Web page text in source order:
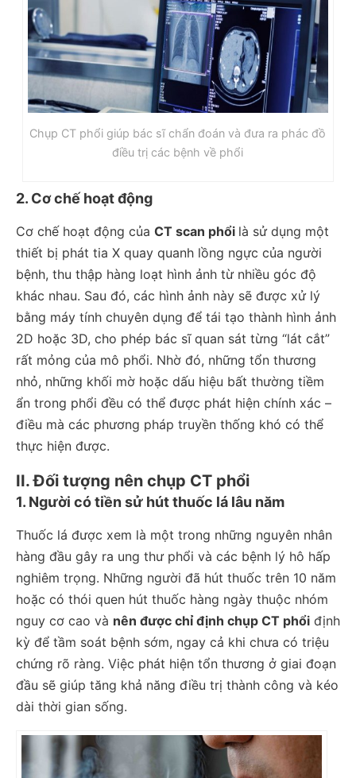
Chụp CT phổi giúp bác sĩ chẩn đoán và đưa ra phác đồ
điều trị các bệnh về phổi
2. Cơ chế hoạt động
Cơ chế hoạt động của CT scan phổi là sử dụng một
thiết bị phát tia X quay quanh lồng ngực của người
bệnh, thu thập hàng loạt hình ảnh từ nhiều góc độ
khác nhau. Sau đó, các hình ảnh này sẽ được xử lý
bằng máy tính chuyên dụng để tái tạo thành hình ảnh
2D hoặc 3D, cho phép bác sĩ quan sát từng “lát cắt”
rất mỏng của mô phổi. Nhờ đó, những tổn thương
nhỏ, những khối mờ hoặc dấu hiệu bất thường tiềm
ẩn trong phổi đều có thể được phát hiện chính xác –
điều mà các phương pháp truyền thống khó có thể
thực hiện được.
II. Đối tượng nên chụp CT phổi
1. Người có tiền sử hút thuốc lá lâu năm
Thuốc lá được xem là một trong những nguyên nhân
hàng đầu gây ra ung thư phổi và các bệnh lý hô hấp
nghiêm trọng. Những người đã hút thuốc trên 10 năm
hoặc có thói quen hút thuốc hàng ngày thuộc nhóm
nguy cơ cao và nên được chỉ định chụp CT phổi định
kỳ để tầm soát bệnh sớm, ngay cả khi chưa có triệu
chứng rõ ràng. Việc phát hiện tổn thương ở giai đoạn
đầu sẽ giúp tăng khả năng điều trị thành công và kéo
dài thời gian sống.